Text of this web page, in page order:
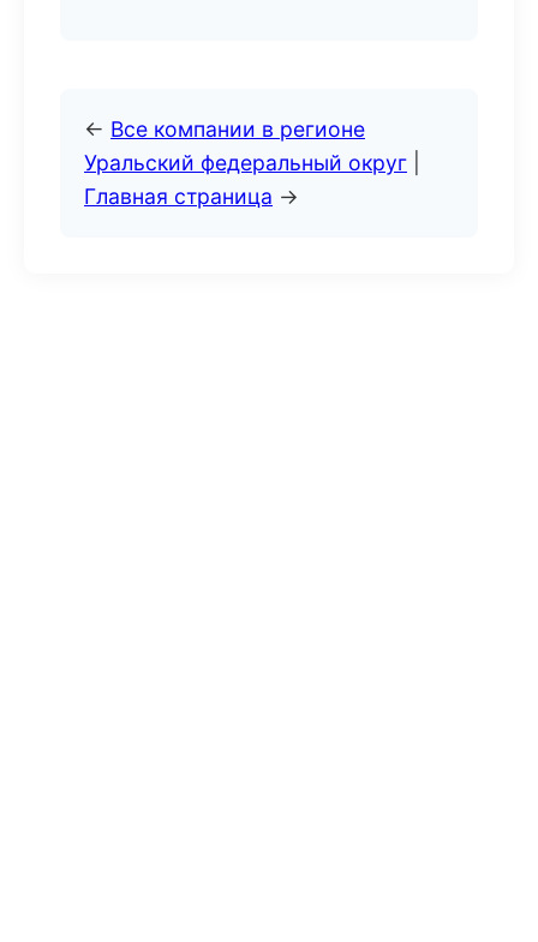
← Все компании в регионе
Уральский федеральный округ
Главная страница →